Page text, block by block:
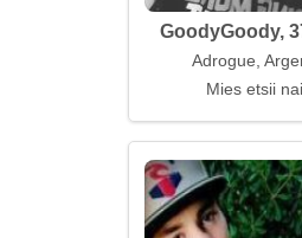
GoodyGoody,
Adrogue,
Mies etsii